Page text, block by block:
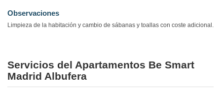
Observaciones
Limpieza de la habitación y cambio de sábanas y toallas con coste adicional.
Servicios del Apartamentos Be Smart
Madrid Albufera